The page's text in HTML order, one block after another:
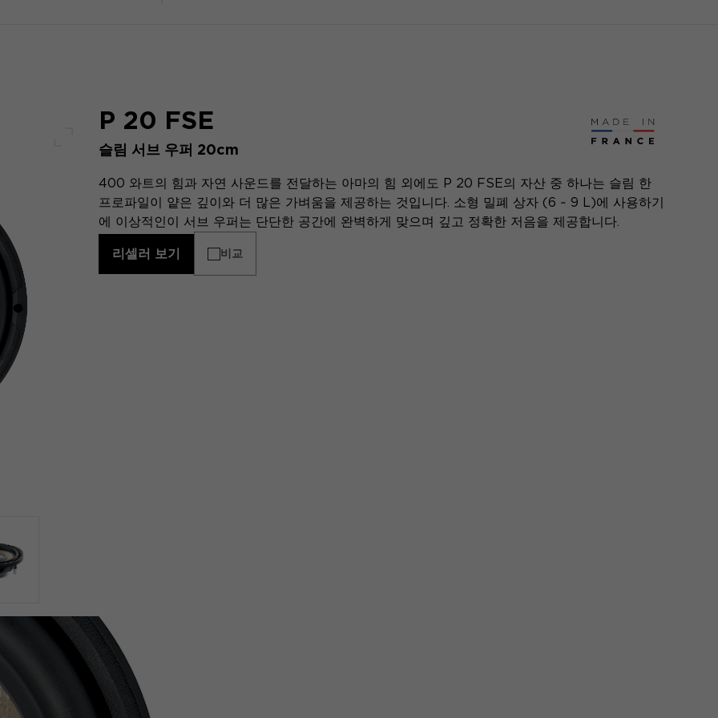
전체 화면
P 20 FSE
슬림 서브 우퍼 20cm
400 와트의 힘과 자연 사운드를 전달하는 아마의 힘 외에도 P 20 FSE의 자산 중 하나는 슬림 한
프로파일이 얕은 깊이와 더 많은 가벼움을 제공하는 것입니다. 소형 밀폐 상자 (6 ~ 9 L)에 사용하기
에 이상적인이 서브 우퍼는 단단한 공간에 완벽하게 맞으며 깊고 정확한 저음을 제공합니다.
리셀러 보기 비교